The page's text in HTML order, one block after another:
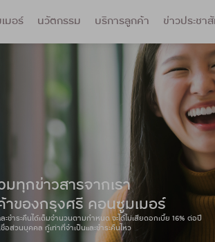
มอร์ นวัตกรรม บริการลูกค้า ข่าวประชา
มทุกข่าวสารจากเรา
าของกรุงศรี คอนซูมเมอร์
ะชำระคืนได้เต็มจำนวนตามกำหนด จะได้ไม่เสียดอกเบี้ย 16% ต่อปี
อส่วนบุคคล กู้เท่าที่จำเป็นและชำระคืนไหว